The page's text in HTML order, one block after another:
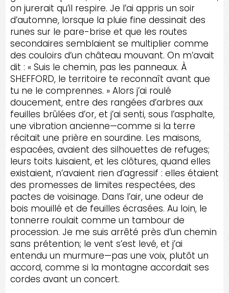
on jurerait qu’il respire. Je l’ai appris un soir
d’automne, lorsque la pluie fine dessinait des
runes sur le pare-brise et que les routes
secondaires semblaient se multiplier comme
des couloirs d’un château mouvant. On m’avait
dit : « Suis le chemin, pas les panneaux. À
SHEFFORD, le territoire te reconnaît avant que
tu ne le comprennes. » Alors j’ai roulé
doucement, entre des rangées d’arbres aux
feuilles brûlées d’or, et j’ai senti, sous l’asphalte,
une vibration ancienne—comme si la terre
récitait une prière en sourdine. Les maisons,
espacées, avaient des silhouettes de refuges;
leurs toits luisaient, et les clôtures, quand elles
existaient, n’avaient rien d’agressif : elles étaient
des promesses de limites respectées, des
pactes de voisinage. Dans l’air, une odeur de
bois mouillé et de feuilles écrasées. Au loin, le
tonnerre roulait comme un tambour de
procession. Je me suis arrêté près d’un chemin
sans prétention; le vent s’est levé, et j’ai
entendu un murmure—pas une voix, plutôt un
accord, comme si la montagne accordait ses
cordes avant un concert.